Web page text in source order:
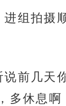
进组拍摄
说前几天
多休息啊